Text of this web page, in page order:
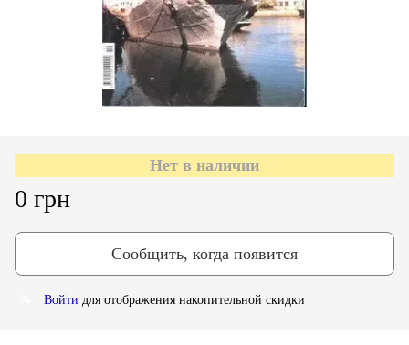
Нет в наличии
0 грн
Сообщить, когда появится
Войти для отображения накопительной скидки